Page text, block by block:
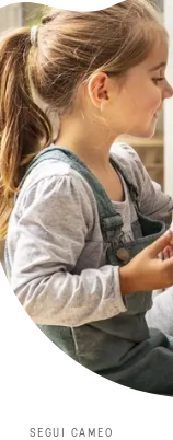
SEGUI CAMEO